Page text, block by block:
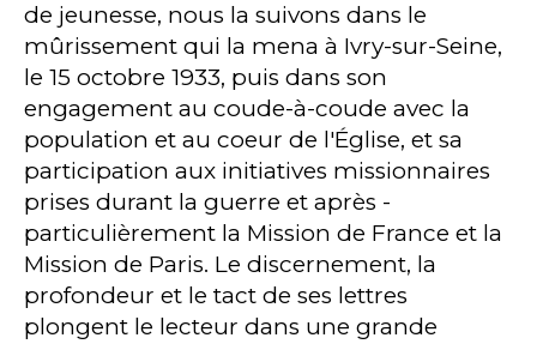
de jeunesse, nous la suivons dans le
mûrissement qui la mena à Ivry-sur-Seine,
le 15 octobre 1933, puis dans son
engagement au coude-à-coude avec la
population et au coeur de l'Église, et sa
participation aux initiatives missionnaires
prises durant la guerre et après -
particulièrement la Mission de France et la
Mission de Paris. Le discernement, la
profondeur et le tact de ses lettres
plongent le lecteur dans une grande